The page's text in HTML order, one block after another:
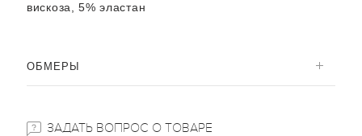
вискоза, 5% эластан
ОБМЕРЫ
ЗАДАТЬ ВОПРОС О ТОВАРЕ